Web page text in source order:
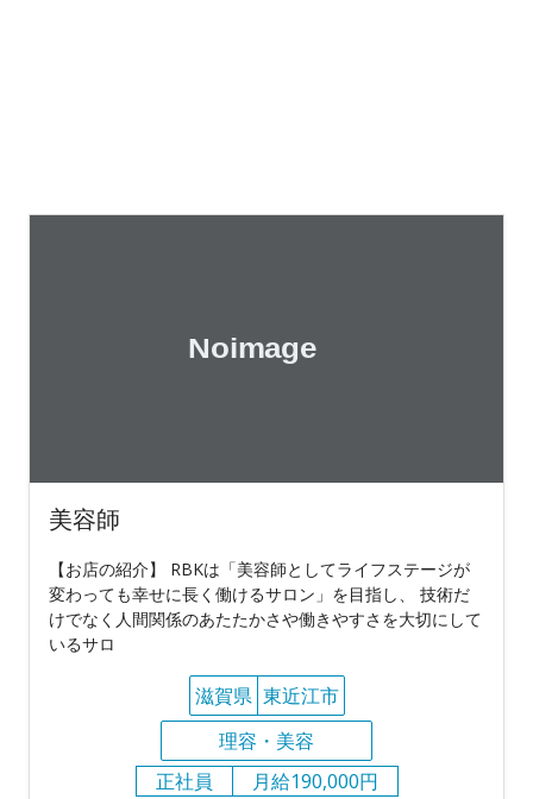
美容師
【お店の紹介】 RBKは「美容師としてライフステージが
変わっても幸せに長く働けるサロン」を目指し、 技術だ
けでなく人間関係のあたたかさや働きやすさを大切にして
いるサロ
滋賀県 東近江市
理容・美容
正社員
月給190,000円